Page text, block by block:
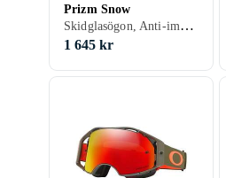
Prizm Snow
Skidglasögon, Anti-imsystem, Dubbla linser, UV-skydd, Hjälmkompatibel, Kan användas ovanpå glasögon (OTG), Vuxen
1 645 kr